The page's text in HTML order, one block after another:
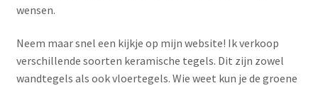
wensen.
Neem maar snel een kijkje op mijn website! Ik verkoop
verschillende soorten keramische tegels. Dit zijn zowel
wandtegels als ook vloertegels. Wie weet kun je de groene